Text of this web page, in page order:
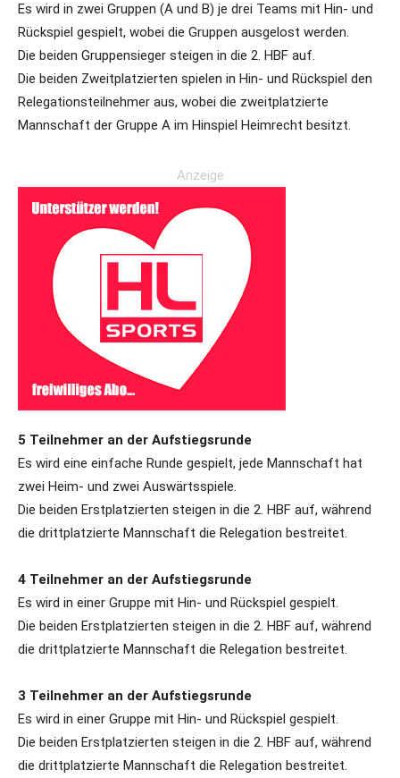
Es wird in zwei Gruppen (A und B) je drei Teams mit Hin- und
Rückspiel gespielt, wobei die Gruppen ausgelost werden.
Die beiden Gruppensieger steigen in die 2. HBF auf.
Die beiden Zweitplatzierten spielen in Hin- und Rückspiel den
Relegationsteilnehmer aus, wobei die zweitplatzierte
Mannschaft der Gruppe A im Hinspiel Heimrecht besitzt.
Anzeige
5 Teilnehmer an der Aufstiegsrunde
Es wird eine einfache Runde gespielt, jede Mannschaft hat
zwei Heim- und zwei Auswärtsspiele.
Die beiden Erstplatzierten steigen in die 2. HBF auf, während
die drittplatzierte Mannschaft die Relegation bestreitet.
4 Teilnehmer an der Aufstiegsrunde
Es wird in einer Gruppe mit Hin- und Rückspiel gespielt.
Die beiden Erstplatzierten steigen in die 2. HBF auf, während
die drittplatzierte Mannschaft die Relegation bestreitet.
3 Teilnehmer an der Aufstiegsrunde
Es wird in einer Gruppe mit Hin- und Rückspiel gespielt.
Die beiden Erstplatzierten steigen in die 2. HBF auf, während
die drittplatzierte Mannschaft die Relegation bestreitet.